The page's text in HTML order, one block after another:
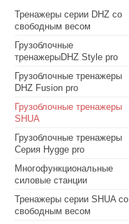
Тренажеры серии DHZ со
свободным весом
Грузоблочные
тренажерыDHZ Style pro
Грузоблочные тренажеры
DHZ Fusion pro
Грузоблочные тренажеры
SHUA
Грузоблочные тренажеры
Серия Hygge pro
Многофункциональные
силовые станции
Тренажеры серии SHUA со
свободным весом